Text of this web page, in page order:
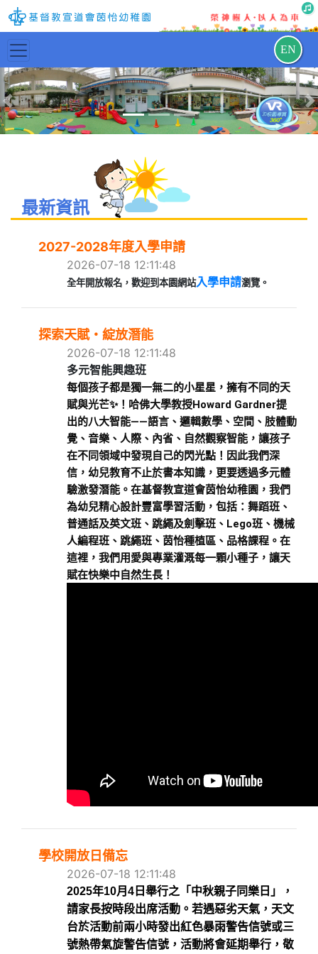
EN
Previous
最新資訊
2027-2028年度入學申請
2026-07-18 12:11:48
全年開放報名，歡迎到本園網站入學申請瀏覽。
探索天賦・綻放潛能
2026-07-18 12:11:48
多元智能興趣班
每個孩子都是獨一無二的小星星，擁有不同的天
賦與光芒✨！哈佛大學教授Howard Gardner提
出的八大智能——語言、邏輯數學、空間、肢體動
覺、音樂、人際、內省、自然觀察智能，讓孩子
在不同領域中發現自己的閃光點！因此我們深
信，幼兒教育不止於書本知識，更要透過多元體
驗激發潛能。在基督教宣道會茵怡幼稚園，我們
為幼兒精心設計豐富學習活動，包括：舞蹈班、
普通話及英文班、跳繩及劍擊班、Lego班、機械
人編程班、跳繩班、茵怡種植區、品格課程。在
這裡，我們用愛與專業灌溉每一顆小種子，讓天
賦在快樂中自然生長！
學校開放日備忘
2026-07-18 12:11:48
2025年10月4日舉行之「中秋親子同樂日」，
請家長按時段出席活動。 若遇惡劣天氣，天文
台於活動前兩小時發出紅色暴雨警告信號或三
號熱帶氣旋警告信號，活動將會延期舉行， 敬